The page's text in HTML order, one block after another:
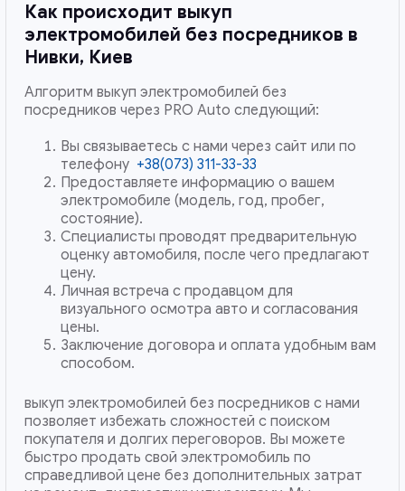
Как происходит выкуп
электромобилей без посредников в
Нивки, Киев
Алгоритм выкуп электромобилей без
посредников через PRO Auto следующий:
Вы связываетесь с нами через сайт или по
телефону +38(073) 311-33-33
Предоставляете информацию о вашем
электромобиле (модель, год, пробег,
состояние).
Специалисты проводят предварительную
оценку автомобиля, после чего предлагают
цену.
Личная встреча с продавцом для
визуального осмотра авто и согласования
цены.
Заключение договора и оплата удобным вам
способом.
выкуп электромобилей без посредников с нами
позволяет избежать сложностей с поиском
покупателя и долгих переговоров. Вы можете
быстро продать свой электромобиль по
справедливой цене без дополнительных затрат